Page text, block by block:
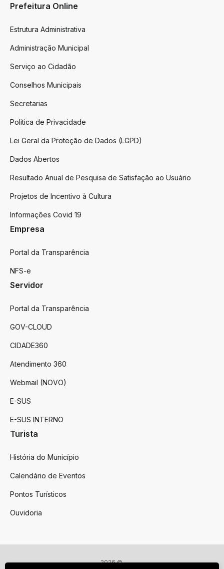
Prefeitura Online
Estrutura Administrativa
Administração Municipal
Serviço ao Cidadão
Conselhos Municipais
Secretarias
Politica de Privacidade
Lei Geral da Proteção de Dados (LGPD)
Dados Abertos
Resultado Anual de Pesquisa de Satisfação ao Usuário
Projetos de Incentivo à Cultura
Informações Covid 19
Empresa
Portal da Transparência
NFS-e
Servidor
Portal da Transparência
GOV-CLOUD
CIDADE360
Atendimento 360
Webmail (NOVO)
E-SUS
E-SUS INTERNO
Turista
História do Município
Calendário de Eventos
Pontos Turísticos
Ouvidoria
2026 ©